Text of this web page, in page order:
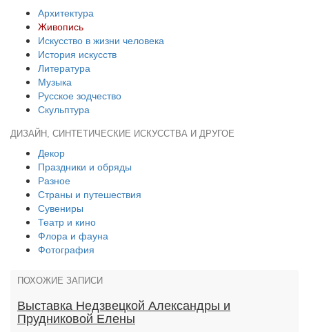
Архитектура
Живопись
Искусство в жизни человека
История искусств
Литература
Музыка
Русское зодчество
Скульптура
ДИЗАЙН, СИНТЕТИЧЕСКИЕ ИСКУССТВА И ДРУГОЕ
Декор
Праздники и обряды
Разное
Страны и путешествия
Сувениры
Театр и кино
Флора и фауна
Фотография
ПОХОЖИЕ ЗАПИСИ
Выставка Недзвецкой Александры и
Прудниковой Елены